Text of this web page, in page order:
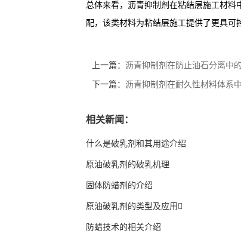
总体来看，沥青抑制剂在粘结层施工材
配，该类材料为粘结层施工提供了更具可
上一篇： 沥青抑制剂在防止油石分离中
下一篇： 沥青抑制剂在耐久性材料体系
相关新闻：
什么是破乳剂和其用途介绍
原油破乳剂的破乳机理
固体防蜡剂的介绍
原油破乳剂的类型及应用
防蜡技术的相关介绍